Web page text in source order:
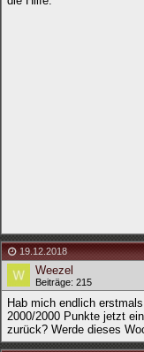
19.12.2018
Weezel
Beiträge: 215
Hab mich endlich
2000/2000 Punkte jetzt
zurück? Werde dieses